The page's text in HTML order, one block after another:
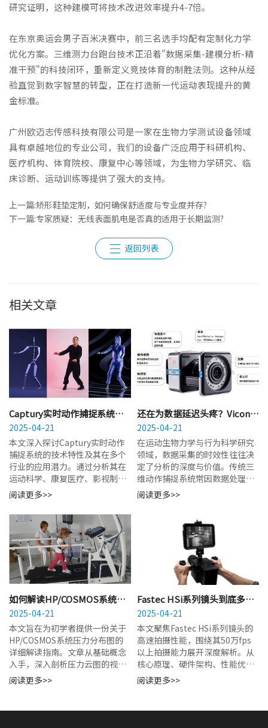
研究证明，这种建模可将技术改进效率提升4-7倍。
在东京奥运会男子百米决赛中，前三名选手均配有定制化力学
优化方案。 三维测力台跑台技术正沿着"数据采集-建模分析-精
准干预"的科技闭环，重新定义竞技体育的制胜法则。这种从经
验直觉到数字智慧的转型，正在打造新一代运动表现提升的黄
金标准。
广州欧迈志传感科技有限公司是一家在生物力学测试设备领域
具有卓越地位的专业公司，我们的设备广泛应用于科研机构、
医疗机构、体育院校、康复中心等领域，为生物力学研究、临
床诊断、运动训练等提供了强大的支持。
上一篇:矫形鞋垫定制，如何确保舒适度与专业度并存?
下一篇:专家质疑：无线表面肌电是否真的适用于长期监测?‌
返回列表
相关文章
Captury实时动作捕捉系统适
合哪些行业？体育与医疗是首
选吗？
2025-04-21
本文深入探讨Captury实时动作
捕捉系统的技术特性及其在多个
行业的应用潜力。通过分析其在
运动科学、康复医疗、影视制作
及人机交互等领域的应用逻辑，
解析该技术如何...
阅读更多>>
还在为数据延迟头疼？Vicon
vero 如何实现毫秒级实时三维
分析？
2025-04-21
在运动生物力学与行为科学研究
领域，数据采集的时效性往往决
定了分析的深度与价值。传统三
维动作捕捉系统常因数据处理链
路冗长而产生显著的时间延迟，
导致研究人员难以在实...
阅读更多>>
如何解读HP/COSMOS系统的
压力分布图？新手入门指南看
这里
2025-04-21
本文旨在为初学者提供一份关于
HP/COSMOS系统压力分布图的
详细解读指南。文章从基础概念
入手，深入剖析压力云图的视觉
语言、关键参数含义及坐标体
系。通过系统讲解...
阅读更多>>
Fastec HSi系列镜头到底多
快？深度解析其50万fps以上的
极限拍摄能力
2025-04-21
本文聚焦Fastec HSi系列镜头的
高速拍摄性能，围绕其50万fps
以上拍摄能力展开深度解析。从
核心原理、硬件架构、性能优
势、技术适配、应用价值及技术
局限等维...
阅读更多>>